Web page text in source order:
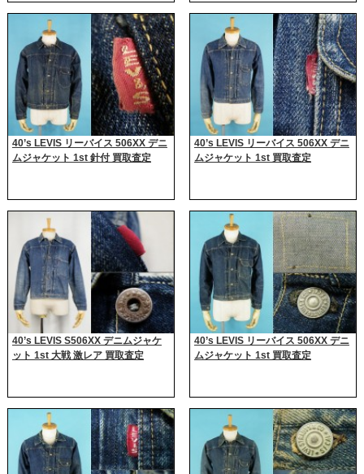
40’s LEVIS リーバイス 506XX デニ
ムジャケット 1st 針付 買取査定
40’s LEVIS リーバイス 506XX デニ
ムジャケット 1st 買取査定
40’s LEVIS S506XX デニムジャケ
ット 1st 大戦 激レア 買取査定
40’s LEVIS リーバイス 506XX デニ
ムジャケット 1st 買取査定